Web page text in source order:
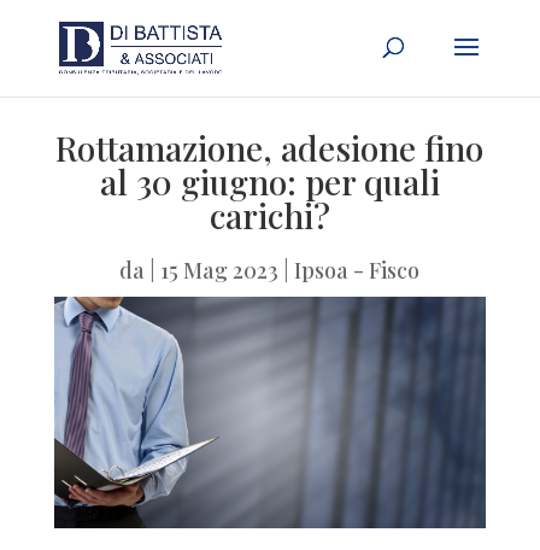
Rottamazione, adesione fino
al 30 giugno: per quali
carichi?
da 15 Mag 2023 |Ipsoa - Fisco